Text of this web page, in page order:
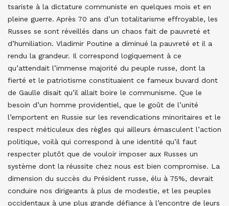
tsariste à la dictature communiste en quelques mois et en
pleine guerre. Après 70 ans d’un totalitarisme effroyable, les
Russes se sont réveillés dans un chaos fait de pauvreté et
d’humiliation. Vladimir Poutine a diminué la pauvreté et il a
rendu la grandeur. Il correspond logiquement à ce
qu’attendait l’immense majorité du peuple russe, dont la
fierté et le patriotisme constituaient ce fameux buvard dont
de Gaulle disait qu’il allait boire le communisme. Que le
besoin d’un homme providentiel, que le goût de l’unité
l’emportent en Russie sur les revendications minoritaires et le
respect méticuleux des règles qui ailleurs émasculent l’action
politique, voilà qui correspond à une identité qu’il faut
respecter plutôt que de vouloir imposer aux Russes un
système dont la réussite chez nous est bien compromise. La
dimension du succès du Président russe, élu à 75%, devrait
conduire nos dirigeants à plus de modestie, et les peuples
occidentaux à une plus grande défiance à l’encontre de leurs